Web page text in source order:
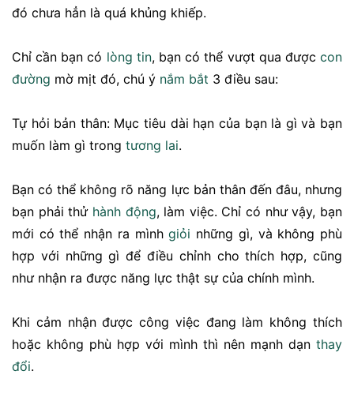
đó chưa hẳn là quá khủng khiếp.
Chỉ cần bạn có lòng tin, bạn có thể vượt qua đượccon
đường mờ mịt đó, chú ý nắm bắt 3 điều sau:
Tự hỏi bản thân: Mục tiêu dài hạn của bạn là gì và bạn
muốn làm gì trong tương lai.
Bạn có thể không rõ năng lực bản thân đến đâu, nhưng
bạn phải thử hành động, làm việc. Chỉ có như vậy, bạn
mới có thể nhận ra mìnhgiỏi những gì, và không phù
hợp với những gì để điều chỉnh cho thích hợp, cũng
như nhận ra được năng lực thật sự của chính mình.
Khi cảm nhận được công việc đang làm không thích
hoặc không phù hợp với mình thì nên mạnh dạn thay
đổi.